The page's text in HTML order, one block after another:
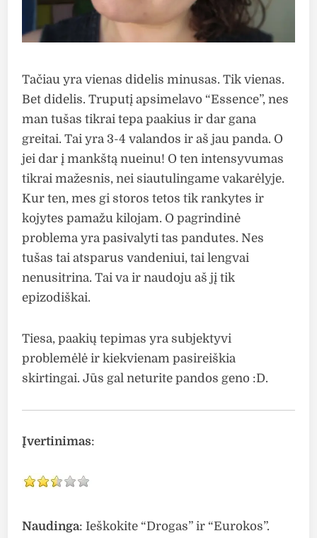
Tačiau yra vienas didelis minusas. Tik vienas.
Bet didelis. Truputį apsimelavo “Essence”, nes
man tušas tikrai tepa paakius ir dar gana
greitai. Tai yra 3-4 valandos ir aš jau panda. O
jei dar į mankštą nueinu! O ten intensyvumas
tikrai mažesnis, nei siautulingame vakarėlyje.
Kur ten, mes gi storos tetos tik rankytes ir
kojytes pamažu kilojam. O pagrindinė
problema yra pasivalyti tas pandutes. Nes
tušas tai atsparus vandeniui, tai lengvai
nenusitrina. Tai va ir naudoju aš jį tik
epizodiškai.
Tiesa, paakių tepimas yra subjektyvi
problemėlė ir kiekvienam pasireiškia
skirtingai. Jūs gal neturite pandos geno :D.
Įvertinimas:
Naudinga: Ieškokite “Drogas” ir “Eurokos”.